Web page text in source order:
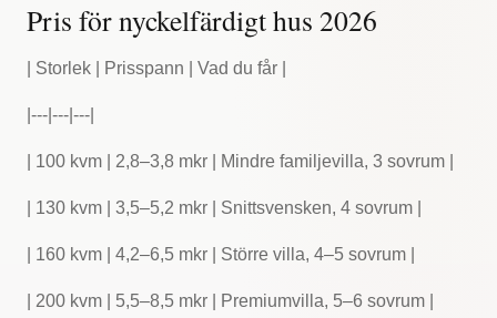
Pris för nyckelfärdigt hus 2026
| Storlek | Prisspann | Vad du får |
|---|---|---|
| 100 kvm | 2,8–3,8 mkr | Mindre familjevilla, 3 sovrum |
| 130 kvm | 3,5–5,2 mkr | Snittsvensken, 4 sovrum |
| 160 kvm | 4,2–6,5 mkr | Större villa, 4–5 sovrum |
| 200 kvm | 5,5–8,5 mkr | Premiumvilla, 5–6 sovrum |